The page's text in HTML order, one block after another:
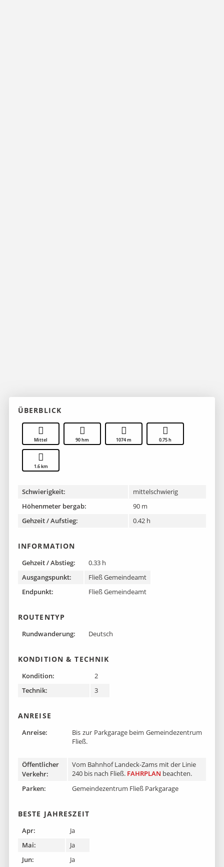
ÜBERBLICK
Mittel 90 hm 1074 m 0.75 h
1.6 km
Schwierigkeit:
mittelschwierig
Höhenmeter bergab:
90 m
Gehzeit / Aufstieg:
0.42 h
INFORMATION
Gehzeit / Abstieg:
0.33 h
Ausgangspunkt:
Fließ Gemeindeamt
Endpunkt:
Fließ Gemeindeamt
ROUTENTYP
Rundwanderung: Deutsch
KONDITION & TECHNIK
Kondition:
2
Technik:
3
ANREISE
Anreise:
Bis zur Parkgarage beim Gemeindezentrum
Fließ.
Öffentlicher
Verkehr:
Vom Bahnhof Landeck-Zams mit der Linie
240 bis nach Fließ. FAHRPLAN beachten.
Parken:
Gemeindezentrum Fließ Parkgarage
BESTE JAHRESZEIT
Apr:
Ja
Mai:
Ja
Jun:
Ja